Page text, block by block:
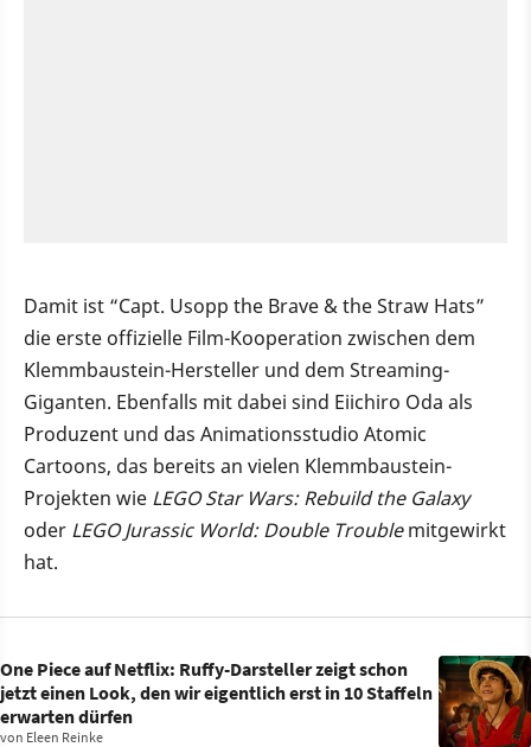
Damit ist “Capt. Usopp the Brave & the Straw Hats”
die erste offizielle Film-Kooperation zwischen dem
Klemmbaustein-Hersteller und dem Streaming-
Giganten. Ebenfalls mit dabei sind Eiichiro Oda als
Produzent und das Animationsstudio Atomic
Cartoons, das bereits an vielen Klemmbaustein-
Projekten wie LEGO Star Wars: Rebuild the Galaxy
oder LEGO Jurassic World: Double Troublemitgewirkt
hat.
One Piece auf Netflix: Ruffy-Darsteller zeigt schon
jetzt einen Look, den wir eigentlich erst in 10 Staffeln
erwarten dürfen
von Eleen Reinke